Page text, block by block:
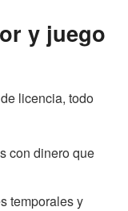
y juego
licencia, todo
con dinero que
temporales y